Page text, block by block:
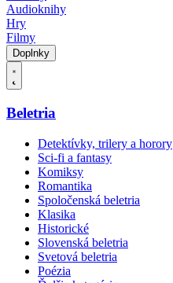
Audioknihy
Hry
Filmy
Doplnky
Beletria
Detektívky, trilery a horory
Sci-fi a fantasy
Komiksy
Romantika
Spoločenská beletria
Klasika
Historické
Slovenská beletria
Svetová beletria
Poézia